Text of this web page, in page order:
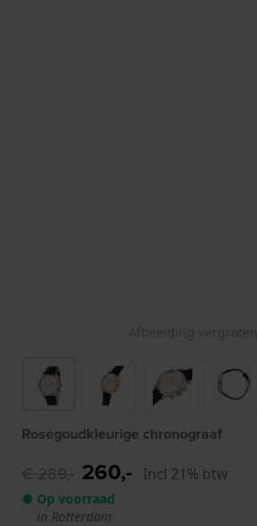
Afbeelding vergroten
Roségoudkleurige chronograaf
€ 289,- 260,- Incl 21% btw
● Op voorraad
in Rotterdam